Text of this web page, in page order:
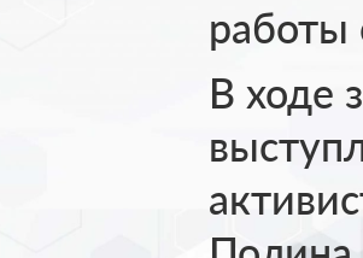
В ходе